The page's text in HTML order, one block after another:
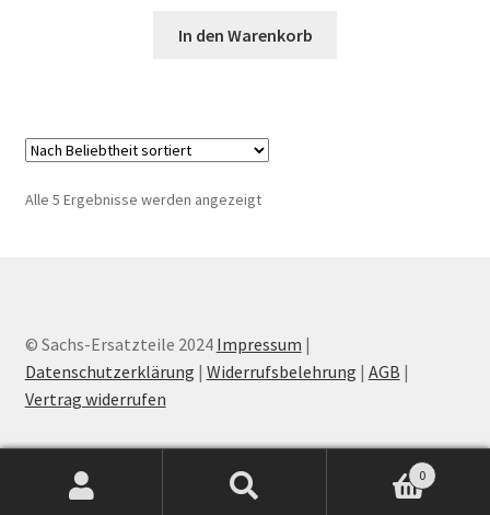
In den Warenkorb
Alle 5 Ergebnisse werden angezeigtNach
© Sachs-Ersatzteile 2024 Impressum |
Datenschutzerklärung | Widerrufsbelehrung | AGB |
Vertrag widerrufen
0